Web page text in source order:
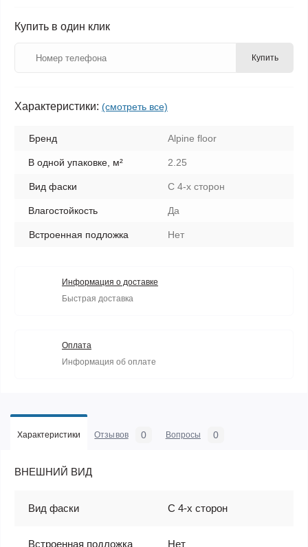
Купить в один клик
Купить
Характеристики: (смотреть все)
Бренд Alpine floor
В одной упаковке, м² 2.25
Вид фаски С 4-х сторон
Влагостойкость Да
Встроенная подложка Нет
Информация о доставке
Быстрая доставка
Оплата
Информация об оплате
Характеристики Отзывов 0 Вопросы 0
ВНЕШНИЙ ВИД
Вид фаски С 4-х сторон
Встроенная подложка Нет